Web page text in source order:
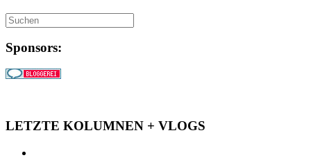
Sponsors:
LETZTE KOLUMNEN + VLOGS